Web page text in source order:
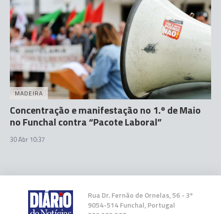
MADEIRA
Concentração e manifestação no 1.º de Maio
no Funchal contra “Pacote Laboral”
30 Abr 10:37
Rua Dr. Fernão de Ornelas, 56 - 3º
9054-514 Funchal, Portugal